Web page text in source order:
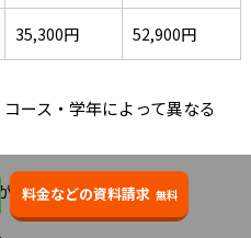
35,300円 52,900円
ース・学年によって異なる
かかる。
料金などの資料請求 無料